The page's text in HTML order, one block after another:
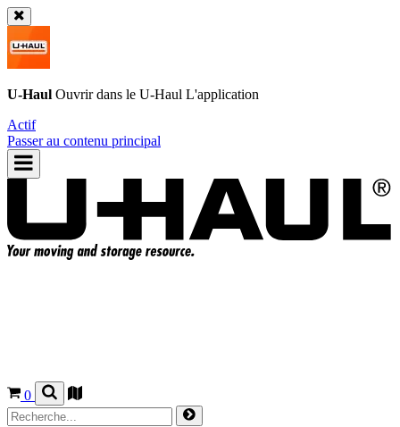
U-Haul Ouvrir dans le U-Haul L'application
Actif
Passer au contenu principal
0